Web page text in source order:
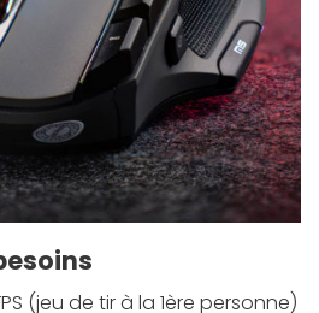
(jeu de tir à la 1ère personne)